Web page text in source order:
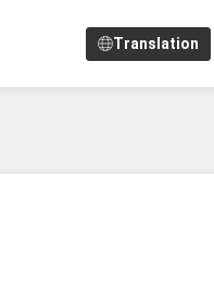
Translation